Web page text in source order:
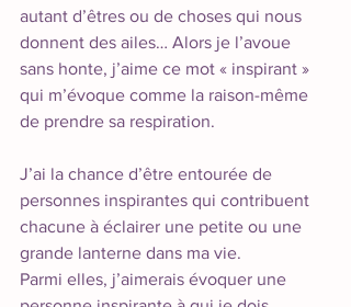
autant d’êtres ou de choses qui nous
donnent des ailes… Alors je l’avoue
sans honte, j’aime ce mot « inspirant »
qui m’évoque comme la raison-même
de prendre sa respiration.
J’ai la chance d’être entourée de
personnes inspirantes qui contribuent
chacune à éclairer une petite ou une
grande lanterne dans ma vie.
Parmi elles, j’aimerais évoquer une